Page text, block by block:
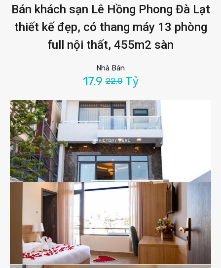
Bán khách sạn Lê Hồng Phong Đà Lạt
thiết kế đẹp, có thang máy 13 phòng
full nội thất, 455m2 sàn
Nhà Bán
17.9 22.0Tỷ